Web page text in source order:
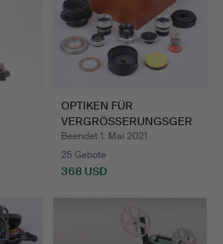
OPTIKEN FÜR
VERGRÖSSERUNGSGER
ÄTE, 7 in ein…
Beendet 1. Mai 2021
25 Gebote
368 USD